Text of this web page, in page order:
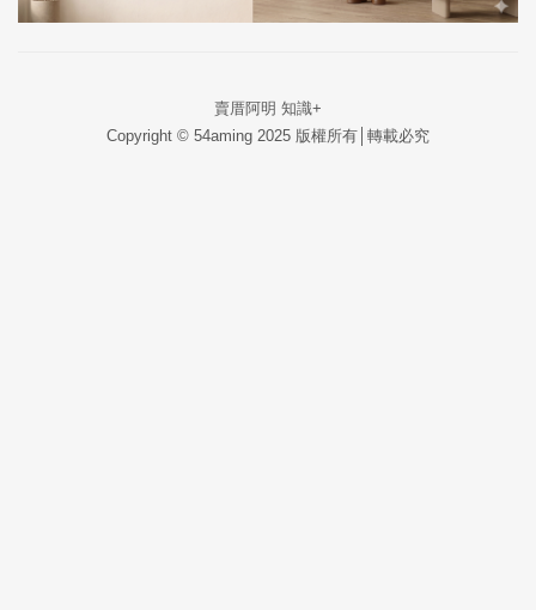
賣厝阿明 知識+
Copyright © 54aming 2025 版權所有│轉載必究